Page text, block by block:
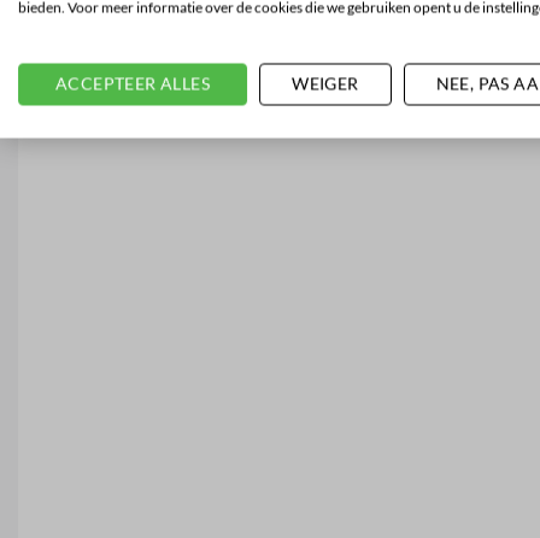
bieden. Voor meer informatie over de cookies die we gebruiken opent u de
ACCEPTEER ALLES WEIGER NEE, PAS